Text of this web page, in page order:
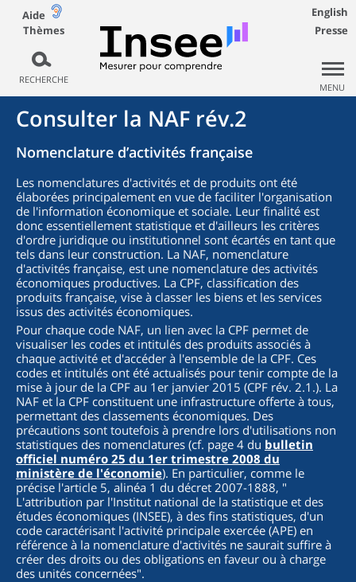
Aide
Thèmes
RECHERCHE
English
Presse
MENU
Consulter la NAF rév.2
Nomenclature d’activités française
Les nomenclatures d'activités et de produits ont été
élaborées principalement en vue de faciliter l'organisation
de l'information économique et sociale. Leur finalité est
donc essentiellement statistique et d'ailleurs les critères
d'ordre juridique ou institutionnel sont écartés en tant que
tels dans leur construction. La NAF, nomenclature
d'activités française, est une nomenclature des activités
économiques productives. La CPF, classification des
produits française, vise à classer les biens et les services
issus des activités économiques.
Pour chaque code NAF, un lien avec la CPF permet de
visualiser les codes et intitulés des produits associés à
chaque activité et d'accéder à l'ensemble de la CPF. Ces
codes et intitulés ont été actualisés pour tenir compte de la
mise à jour de la CPF au 1er janvier 2015 (CPF rév. 2.1.). La
NAF et la CPF constituent une infrastructure offerte à tous,
permettant des classements économiques. Des
précautions sont toutefois à prendre lors d'utilisations non
statistiques des nomenclatures (cf. page 4 du bulletin
officiel numéro 25 du 1er trimestre 2008 du
ministère de l'économie). En particulier, comme le
précise l'article 5, alinéa 1 du décret 2007-1888, "
L'attribution par l'Institut national de la statistique et des
études économiques (INSEE), à des fins statistiques, d'un
code caractérisant l'activité principale exercée (APE) en
référence à la nomenclature d'activités ne saurait suffire à
créer des droits ou des obligations en faveur ou à charge
des unités concernées".